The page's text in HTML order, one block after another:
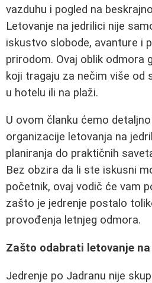
vazduhu i pogled na
Letovanje na jedrilici nije
iskustvo slobode, avanture i
prirodom. Ovaj oblik odmora
koji tragaju za nečim više od
u hotelu ili na plaži.
U ovom članku ćemo
organizacije letovanja na
planiranja do praktičnih
Bez obzira da li ste iskusni
početnik, ovaj vodič će vam
zašto je jedrenje postalo
provođenja letnjeg odmora.
Zašto odabrati letovanje
Jedrenje po Jadranu nije